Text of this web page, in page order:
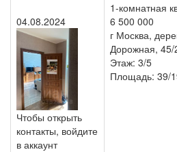
04.08.2024
Чтобы открыть
контакты, войдите
в аккаунт
1-комнатная
6 500 000
г Москва,
Дорожная, 45/
Этаж: 3/5
Площадь: 39/